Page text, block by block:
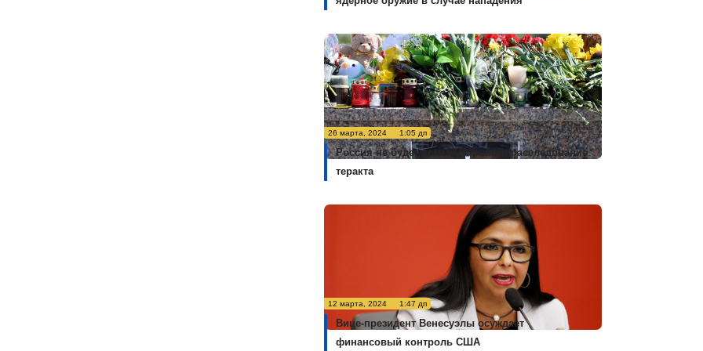
26 марта, 2024 1:05 дп
Россия не будет комментировать расследование
теракта
12 марта, 2024 1:47 дп
Вице-президент Венесуэлы осуждает
финансовый контроль США